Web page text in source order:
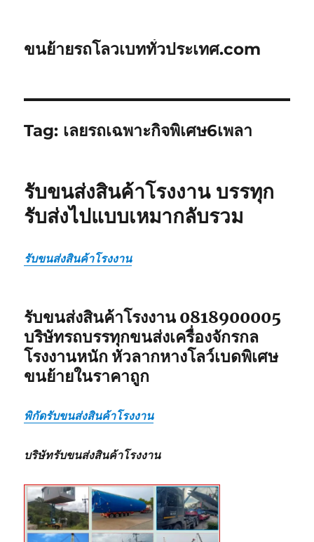
ขนย้ายรถโลวเบททั่วประเทศ.com
Tag: เลยรถเฉพาะกิจพิเศษ6เพลา
รับขนส่งสินค้าโรงงาน บรรทุก
รับส่งไปแบบเหมากลับรวม
รับขนส่งสินค้าโรงงาน
รับขนส่งสินค้าโรงงาน 0818900005
บริษัทรถบรรทุกขนส่งเครื่องจักรกล
โรงงานหนัก หัวลากหางโลว์เบดพิเศษ
ขนย้ายในราคาถูก
พิกัดรับขนส่งสินค้าโรงงาน
บริษัทรับขนส่งสินค้าโรงงาน